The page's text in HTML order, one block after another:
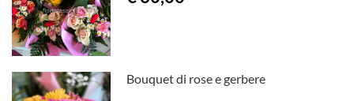
Bouquet di rose e gerbere